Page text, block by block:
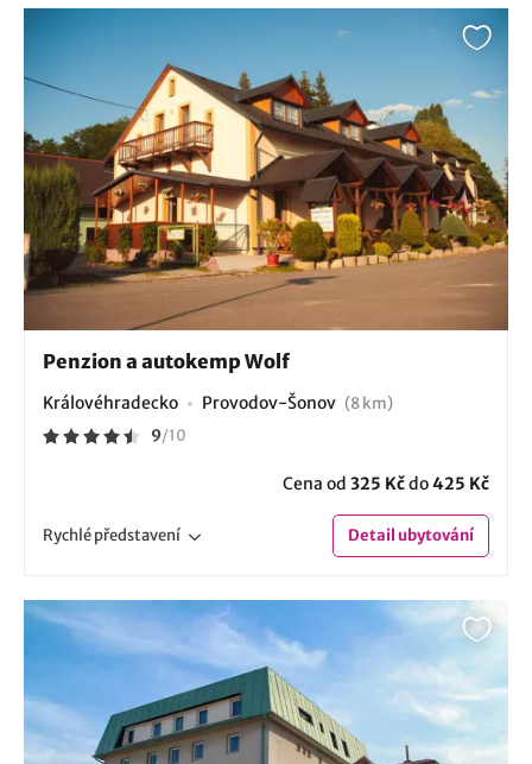
Penzion a autokemp Wolf
Královéhradecko Provodov-Šonov (8 km)
9/10
Cena od 325 Kčdo425 Kč
Rychlépředstavení Detailubytování